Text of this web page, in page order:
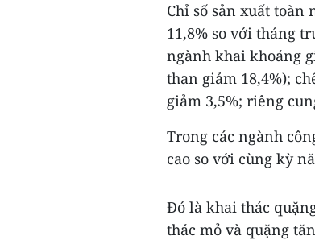
Chỉ số sản xuất
11,8% so với tháng
ngành khai khoáng
than giảm 18,4%);
giảm 3,5%; riêng
Trong các ngành
cao so với cùng kỳ
Đó là khai thác
thác mỏ và quặng